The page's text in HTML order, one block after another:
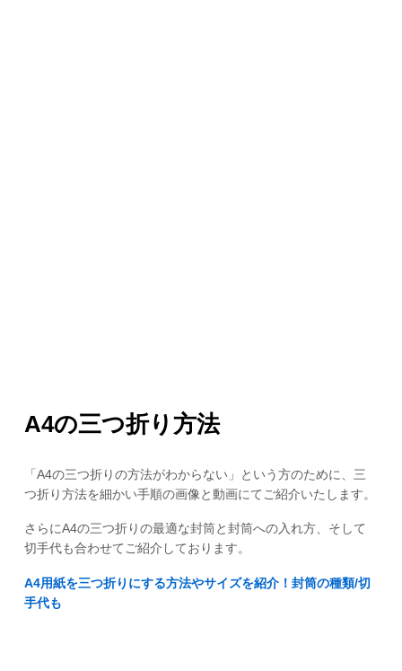
A4の三つ折り方法
「A4の三つ折りの方法がわからない」という方のために、三
つ折り方法を細かい手順の画像と動画にてご紹介いたします。
さらにA4の三つ折りの最適な封筒と封筒への入れ方、そして
切手代も合わせてご紹介しております。
A4用紙を三つ折りにする方法やサイズを紹介！封筒の種類/切
手代も